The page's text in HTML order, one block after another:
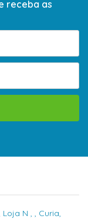
receba as
N , , Curia,